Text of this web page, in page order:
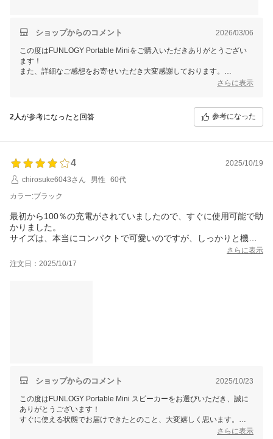
ショップからのコメント 2026/03/06
この度はFUNLOGY Portable Miniをご購入いただきありがとうござい
ます！
また、詳細なご感想をお寄せいただき大変感謝しております。
お母様やお孫娘さんのために選んでいただき、商品がお役に立てている
ました！
一方で、ボタン操作が分かりにくいとのご指摘もありがとうございま
引き続き、楽しいお時間を快適にお過ごしいただければ幸いです♪
FUNLOGYスタッフ
さらに表示
2人が参考になったと回答 参考になった
4
2025/10/19
chirosuke6043さん
男性
60代
カラー:ブラック
最初から100％の充電がされていましたので、すぐに使用可能で助
かりました。
サイズは、本当にコンパクトで可愛いのですが、しっかりと機能
よい買い物だったと思います。
さらに表示
注文日：2025/10/17
ショップからのコメント 2025/10/23
この度はFUNLOGY Portable Mini スピーカーをお選びいただき、誠に
ありがとうございます！
すぐに使える状態でお届けできたとのこと、大変嬉しく思います。
また、コンパクトなデザインながら機能面でもご満足いただけたようで
さらに表示